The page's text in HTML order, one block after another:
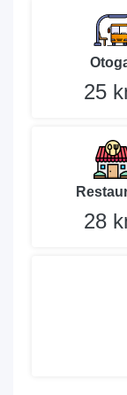
25
28